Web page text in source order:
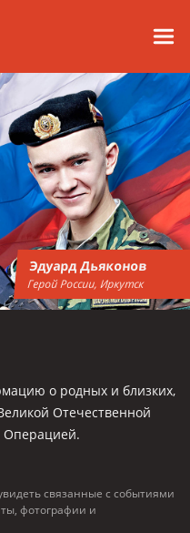
Эдуард Дьяконов
Герой России, Иркутск
о родных и близких,
Отечественной
Операцией.
связанные с событиями
фотографии и